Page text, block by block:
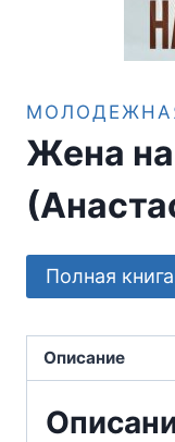
Жена
Полная книга
Описание